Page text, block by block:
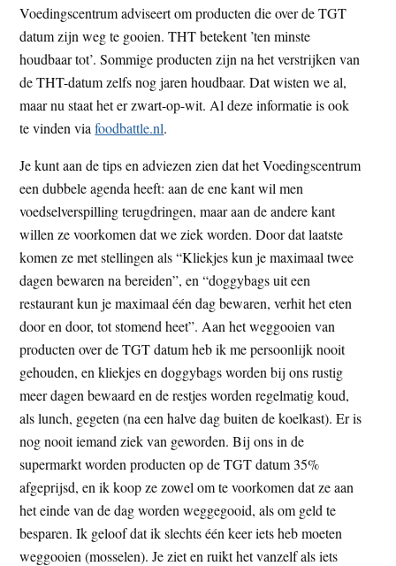
Voedingscentrum adviseert om producten die over de TGT
datum zijn weg te gooien. THT betekent ’ten minste
houdbaar tot’. Sommige producten zijn na het verstrijken van
de THT-datum zelfs nog jaren houdbaar. Dat wisten we al,
maar nu staat het er zwart-op-wit. Al deze informatie is ook
te vinden viafoodbattle.nl.
Je kunt aan de tips en adviezen zien dat het Voedingscentrum
een dubbele agenda heeft: aan de ene kant wil men
voedselverspilling terugdringen, maar aan de andere kant
willen ze voorkomen dat we ziek worden. Door dat laatste
komen ze met stellingen als “Kliekjes kun je maximaal twee
dagen bewaren na bereiden”, en “doggybags uit een
restaurant kun je maximaal één dag bewaren, verhit het eten
door en door, tot stomend heet”. Aan het weggooien van
producten over de TGT datum heb ik me persoonlijk nooit
gehouden, en kliekjes en doggybags worden bij ons rustig
meer dagen bewaard en de restjes worden regelmatig koud,
als lunch, gegeten (na een halve dag buiten de koelkast). Er is
nog nooit iemand ziek van geworden. Bij ons in de
supermarkt worden producten op de TGT datum 35%
afgeprijsd, en ik koop ze zowel om te voorkomen dat ze aan
het einde van de dag worden weggegooid, als om geld te
besparen. Ik geloof dat ik slechts één keer iets heb moeten
weggooien (mosselen). Je ziet en ruikt het vanzelf als iets